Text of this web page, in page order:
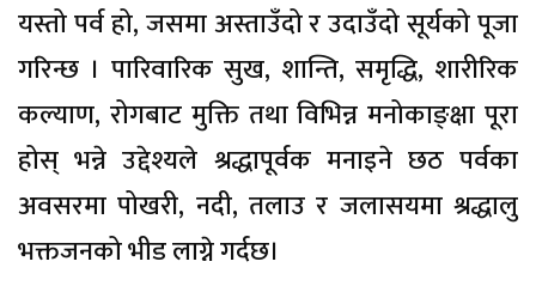
यस्तो पर्व हो, जसमा अस्ताउँदो र उदाउँदो सूर्यको पूजा
गरिन्छ । पारिवारिक सुख, शान्ति, समृद्धि, शारीरिक
कल्याण, रोगबाट मुक्ति तथा विभिन्न मनोकाङ्क्षा पूरा
होस् भन्ने उद्देश्यले श्रद्धापूर्वक मनाइने छठ पर्वका
अवसरमा पोखरी, नदी, तलाउ र जलासयमा श्रद्धालु
भक्तजनको भीड लाग्ने गर्दछ।